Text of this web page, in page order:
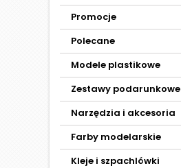
Promocje
Polecane
Modele plastikowe
Zestawy podarunkowe
Narzędzia i akcesoria
Farby modelarskie
Kleje i szpachlówki